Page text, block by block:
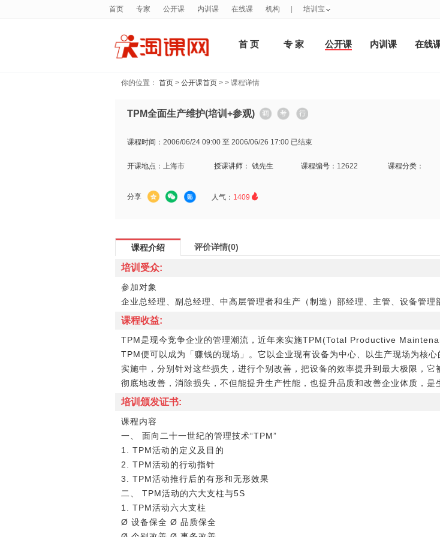
首 页 专 家 公开课 内训课 在线
你的位置： 首页 > 公开课首页 > > 课程详情
TPM全面生产维护(培训+参观)
课程时间： 2006/06/24 09:00 至 2006/06/26 17:00 已结束
开课地点： 上海市 授课讲师： 钱先生 课程编号： 12622 课程分类：
分享 人气： 1409 
课程介绍 评价详情(0)
培训受众:
参加对象
企业总经理、副总经理、中高层管理者和生产（制造）部经理、主管、设备管
课程收益:
TPM是现今竞争企业的管理潮流，近年来实施TPM(Total Productive
TPM便可以成为「赚钱的现场」。它以企业现有设备为中心、以生产现场为核
实施中，分别针对这些损失，进行个别改善，把设备的效率提升到最大极限，
彻底地改善，消除损失，不但能提升生产性能，也提升品质和改善企业体质，
培训颁发证书:
课程内容
一、 面向二十一世纪的管理技术“TPM”
1. TPM活动的定义及目的
2. TPM活动的行动指针
3. TPM活动推行后的有形和无形效果
二、 TPM活动的六大支柱与5S
1. TPM活动六大支柱
Ø 设备保全 Ø 品质保全
首页 专家 公开课 内训课 在线课 机构 培训宝